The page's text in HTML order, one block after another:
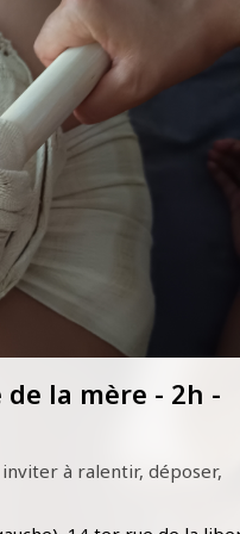
de la mère - 2h -
à ralentir, déposer,
de vie.